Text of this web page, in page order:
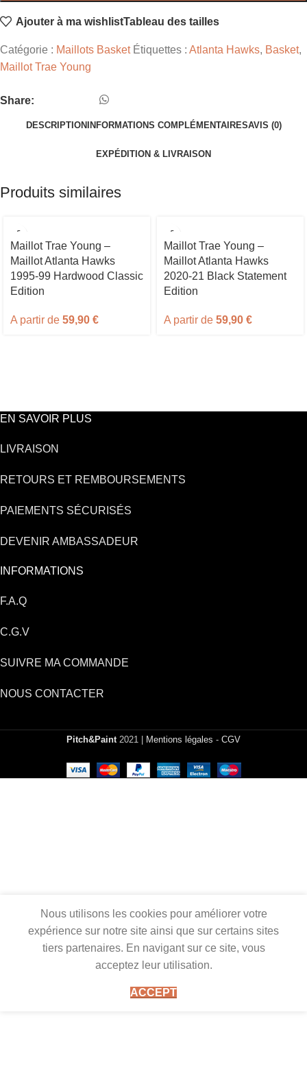
Ajouter à ma wishlistTableau des tailles
Catégorie : Maillots Basket Étiquettes : Atlanta Hawks, Basket,
Maillot Trae Young
Share:
DESCRIPTION INFORMATIONS COMPLÉMENTAIRESAVIS (0)
EXPÉDITION & LIVRAISON
Produits similaires
Maillot Trae Young –
Maillot Atlanta Hawks
1995-99 Hardwood Classic
Edition
A partir de 59,90 €
Maillot Trae Young –
Maillot Atlanta Hawks
2020-21 Black Statement
Edition
A partir de 59,90 €
EN SAVOIR PLUS
LIVRAISON
RETOURS ET REMBOURSEMENTS
PAIEMENTS SÉCURISÉS
DEVENIR AMBASSADEUR
INFORMATIONS
F.A.Q
C.G.V
SUIVRE MA COMMANDE
NOUS CONTACTER
Pitch&Paint 2021 | Mentions légales - CGV
Nous utilisons les cookies pour améliorer votre
expérience sur notre site ainsi que sur certains sites
tiers partenaires. En navigant sur ce site, vous
acceptez leur utilisation.
ACCEPT